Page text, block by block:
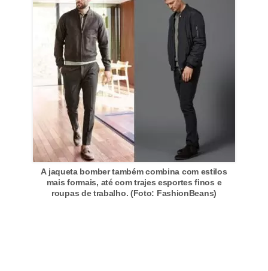
A jaqueta bomber também combina com estilos
mais formais, até com trajes esportes finos e
roupas de trabalho. (Foto: FashionBeans)